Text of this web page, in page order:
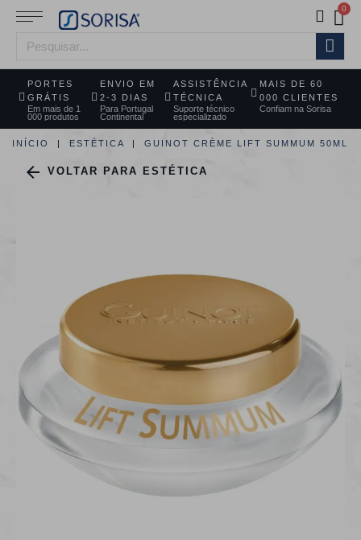
PORTES
GRÁTIS
Em mais de 1
000 produtos
ENVIO EM
2-3 DIAS
Para Portugal
Continental
ASSISTÊNCIA
TÉCNICA
Suporte técnico
especializado
MAIS DE 60
000 CLIENTES
Confiam na Sorisa
INÍCIO ESTÉTICA GUINOT CRÈME LIFT SUMMUM 50ML
 VOLTAR PARA ESTÉTICA